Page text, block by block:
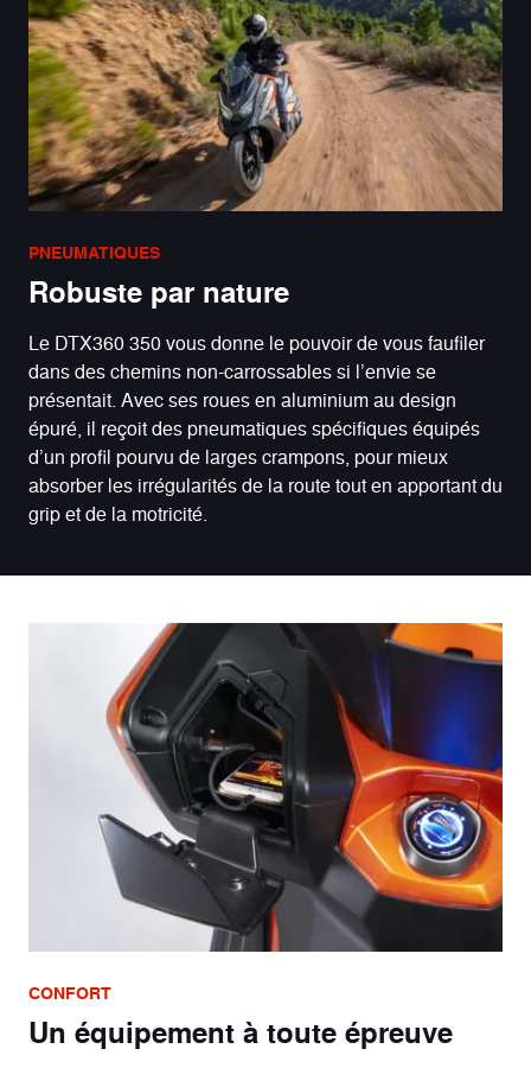
PNEUMATIQUES
Robuste par nature
Le DTX360 350 vous donne le pouvoir de vous faufiler
dans des chemins non-carrossables si l’envie se
présentait. Avec ses roues en aluminium au design
épuré, il reçoit des pneumatiques spécifiques équipés
d’un profil pourvu de larges crampons, pour mieux
absorber les irrégularités de la route tout en apportant du
grip et de la motricité.
CONFORT
Un équipement à toute épreuve